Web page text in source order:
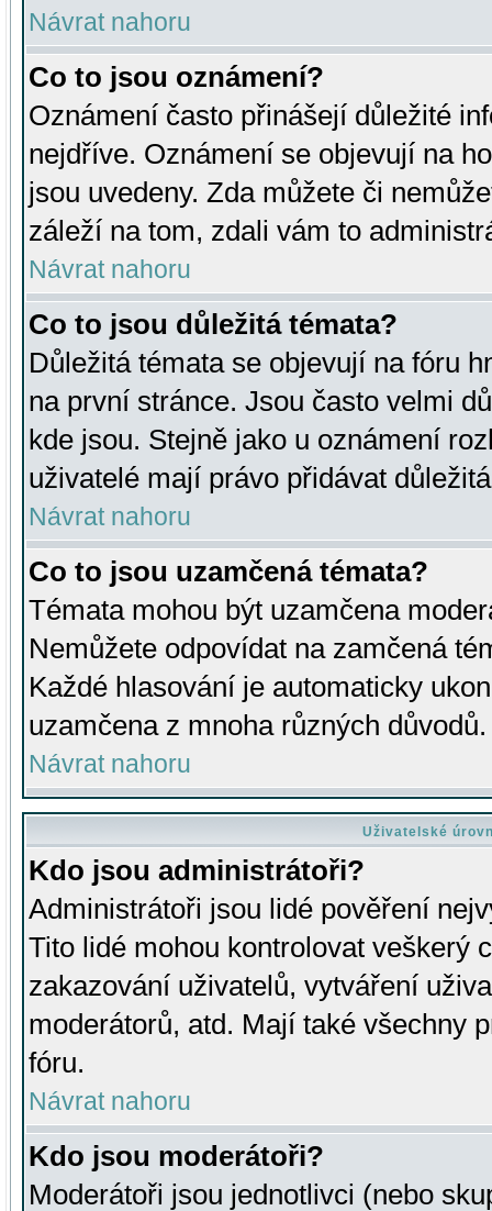
Návrat nahoru
Co to jsou oznámení?
Oznámení často přinášejí důležité
nejdříve. Oznámení se objevují na
jsou uvedeny. Zda můžete či
záleží na tom, zdali vám to
Návrat nahoru
Co to jsou důležitá témata?
Důležitá témata se objevují na fóru
na první stránce. Jsou často velmi
kde jsou. Stejně jako u oznámení
uživatelé mají právo přidávat
Návrat nahoru
Co to jsou uzamčená témata?
Témata mohou být uzamčena
Nemůžete odpovídat na zamčená
Každé hlasování je automaticky
uzamčena z mnoha různých důvodů.
Návrat nahoru
Uživatelské
Kdo jsou administrátoři?
Administrátoři jsou lidé pověření
Tito lidé mohou kontrolovat veškerý
zakazování uživatelů, vytváření
moderátorů, atd. Mají také všechny
fóru.
Návrat nahoru
Kdo jsou moderátoři?
Moderátoři jsou jednotlivci (nebo